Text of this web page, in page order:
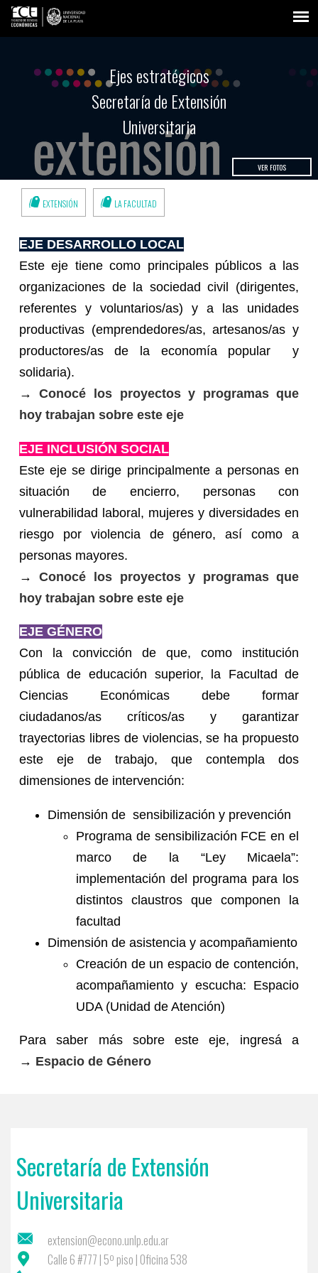
Ejes estratégicos
Secretaría de Extensión
Universitaria
VER FOTOS
EXTENSIÓN LA FACULTAD
EJE DESARROLLO LOCAL
Este eje tiene como principales públicos a las
organizaciones de la sociedad civil (dirigentes,
referentes y voluntarios/as) y a las unidades
productivas (emprendedores/as, artesanos/as y
productores/as de la economía popular y
solidaria).
→Conocé los proyectos y programas que
hoy trabajan sobre este eje
EJE INCLUSIÓN SOCIAL
Este eje se dirige principalmente a personas en
situación de encierro, personas con
vulnerabilidad laboral, mujeres y diversidades en
riesgo por violencia de género, así como a
personas mayores.
→Conocé los proyectos y programas que
hoy trabajan sobre este eje
EJE GÉNERO
Con la convicción de que, como institución
pública de educación superior, la Facultad de
Ciencias Económicas debe formar
ciudadanos/as críticos/as y garantizar
trayectorias libres de violencias, se ha propuesto
este eje de trabajo, que contempla dos
dimensiones de intervención:
Dimensión de sensibilización y prevención
Programa de sensibilización FCE en el
marco de la “Ley Micaela”:
implementación del programa para los
distintos claustros que componen la
facultad
Dimensión de asistencia y acompañamiento
Creación de un espacio de contención,
acompañamiento y escucha: Espacio
UDA (Unidad de Atención)
Para saber más sobre este eje, ingresá a
→ Espacio de Género
Secretaría de Extensión
Universitaria
extension@econo.unlp.edu.ar
Calle 6 #777 | 5º piso | Oficina 538